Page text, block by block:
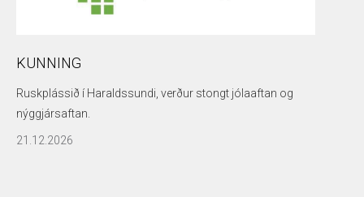
KUNNING
Ruskplássið í Haraldssundi, verður stongt jólaaftan og
nýggjársaftan.
21.12.2026